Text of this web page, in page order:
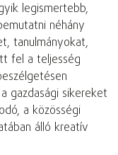
legismertebb,
néhány
tanulmányokat,
fel a teljesség
gazdasági sikereket
a közösségi
álló kreatív